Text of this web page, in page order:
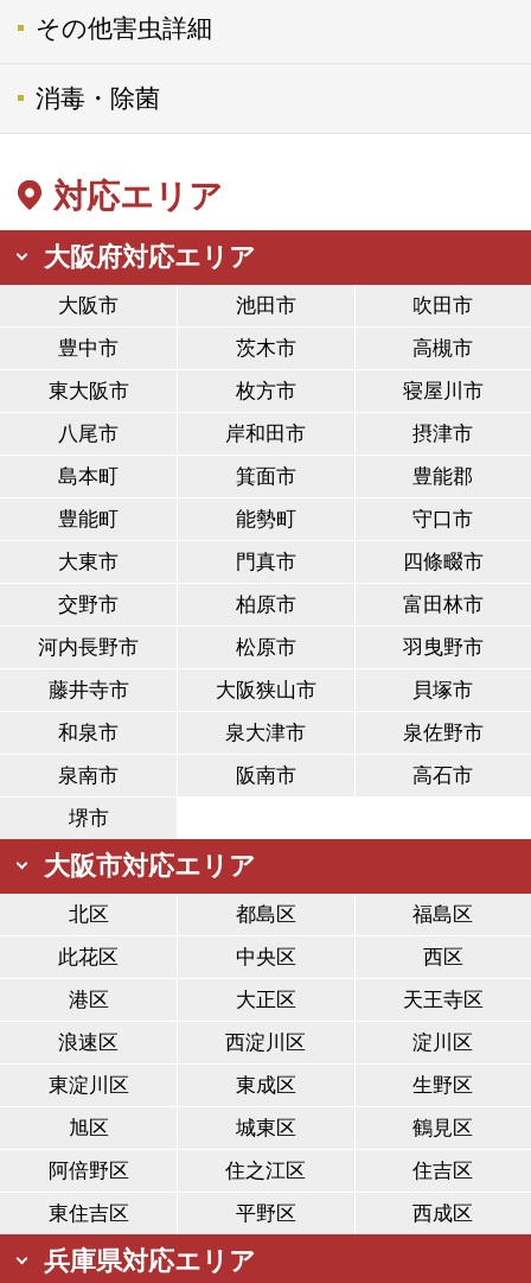
その他害虫詳細
消毒・除菌
対応エリア
大阪府対応エリア
大阪市 池田市
吹田市
豊中市
茨木市
高槻市
東大阪市
枚方市
寝屋川市
八尾市
岸和田市
摂津市
島本町
箕面市
豊能郡
豊能町
能勢町
守口市
大東市
門真市
四條畷市
交野市
柏原市
富田林市
河内長野市
松原市
羽曳野市
藤井寺市
大阪狭山市
貝塚市
和泉市
泉大津市
泉佐野市
泉南市
阪南市
高石市
堺市
大阪市対応エリア
北区 都島区
福島区
此花区
中央区
西区
港区
大正区
天王寺区
浪速区
西淀川区
淀川区
東淀川区
東成区
生野区
旭区
城東区
鶴見区
阿倍野区
住之江区
住吉区
東住吉区
平野区 西成区
兵庫県対応エリア